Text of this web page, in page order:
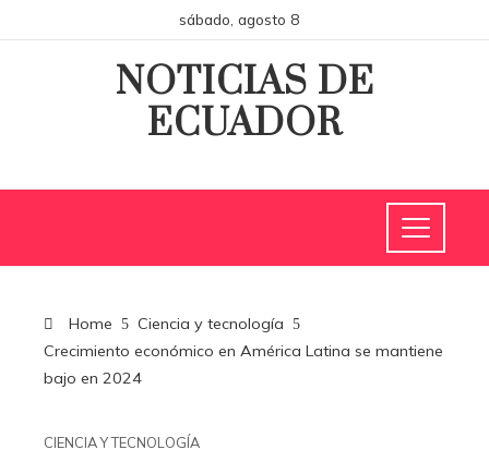
sábado, agosto 8
NOTICIAS DE
ECUADOR
Home
Ciencia y tecnología
Crecimiento económico en América Latina se mantiene
bajo en 2024
CIENCIA Y TECNOLOGÍA